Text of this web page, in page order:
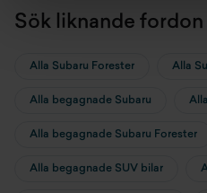
Sök liknande fordon
Alla Subaru Forester Alla
Alla begagnade Subaru
Alla begagnade Subaru Forester
Alla begagnade SUV bilar